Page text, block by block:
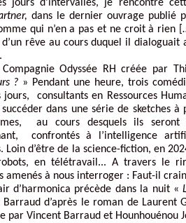
jours d’intervalles, je rencontre
dans le dernier ouvrage publié
qui n’en a pas et ne croit à rien
d’un rêve au cours duquel il dialoguait
Odyssée RH créée par
? » Pendant une heure, trois
jours, consultants en Ressources
dans une série de sketches
au cours desquels ils seront
confrontés à l’intelligence
Loin d’être de la science-fiction, en
en télétravail... A travers le
amenés à nous interroger : Faut-il
d’harmonica précède dans la nuit «
Barraud d’après le roman de Laurent
par Vincent Barraud et Hounhouénou